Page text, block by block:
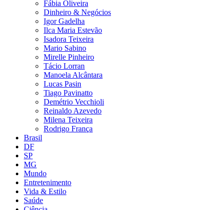
Fábia Oliveira
Dinheiro & Negócios
Igor Gadelha
Ilca Maria Estevão
Isadora Teixeira
Mario Sabino
Mirelle Pinheiro
Tácio Lorran
Manoela Alcântara
Lucas Pasin
Tiago Pavinatto
Demétrio Vecchioli
Reinaldo Azevedo
Milena Teixeira
Rodrigo França
Brasil
DF
SP
MG
Mundo
Entretenimento
Vida & Estilo
Saúde